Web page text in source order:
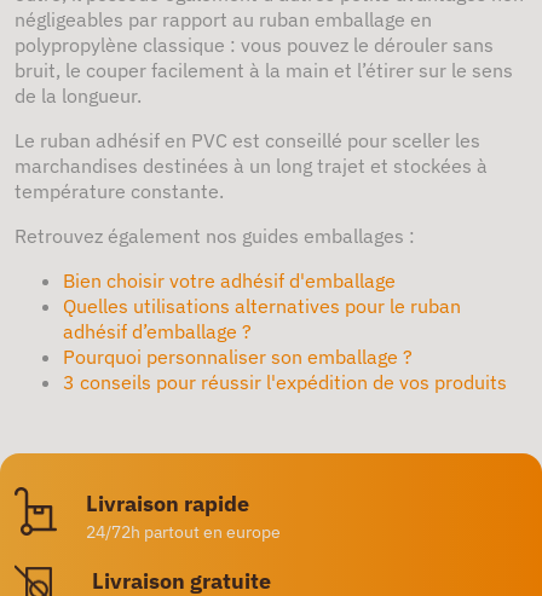
négligeables par rapport au ruban emballage en
polypropylène classique : vous pouvez le dérouler sans
bruit, le couper facilement à la main et l’étirer sur le sens
de la longueur.
Le ruban adhésif en PVC est conseillé pour sceller les
marchandises destinées à un long trajet et stockées à
température constante.
Retrouvez également nos guides emballages :
Bien choisir votre adhésif d'emballage
Quelles utilisations alternatives pour le ruban
adhésif d’emballage ?
Pourquoi personnaliser son emballage ?
3 conseils pour réussir l'expédition de vos produits
Livraison rapide
24/72h partout en europe
Livraison gratuite